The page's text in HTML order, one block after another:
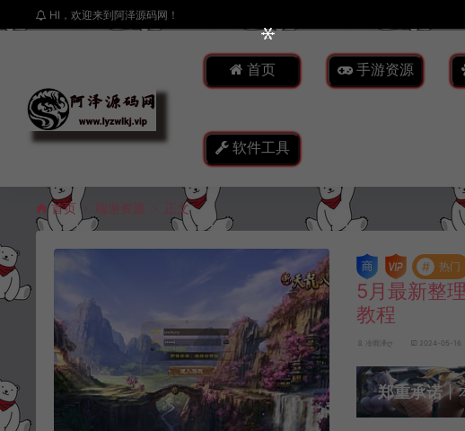
HI，欢迎来到阿泽源码网！
首页 手游资源
软件工具
首页 端游资源 正文
# 热门
5月最新整
教程
冷雨泽ღ 2024-05-16
郑重承诺丨